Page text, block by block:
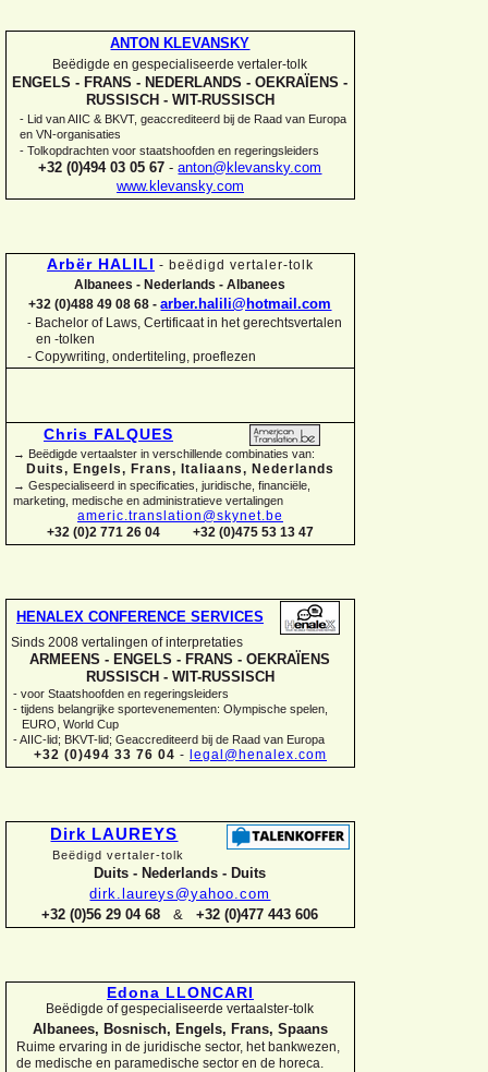
ANTON KLEVANSKY
Beëdigde en gespecialiseerde vertaler-tolk
ENGELS - FRANS - NEDERLANDS - OEKRAÏENS -
RUSSISCH - WIT-RUSSISCH
- Lid van AIIC & BKVT, geaccrediteerd bij de Raad van Europa
en VN-organisaties
- Tolkopdrachten voor staatshoofden en regeringsleiders
+32 (0)494 03 05 67 - anton@klevansky.com
www.klevansky.com
Arbër HALILI - beëdigd vertaler-tolk
Albanees - Nederlands - Albanees
+32 (0)488 49 08 68 - arber.halili@hotmail.com
- Bachelor of Laws, Certificaat in het gerechtsvertalen
en -tolken
- Copywriting, ondertiteling, proeflezen
Chris FALQUES
→ Beëdigde vertaalster in verschillende combinaties van:
Duits, Engels, Frans, Italiaans, Nederlands
→ Gespecialiseerd in specificaties, juridische, financiële,
marketing, medische en administratieve vertalingen
americ.translation@skynet.be
+32 (0)2 771 26 04
+32 (0)475 53 13 47
HENALEX CONFERENCE SERVICES
Sinds 2008 vertalingen of interpretaties
ARMEENS - ENGELS - FRANS - OEKRAÏENS
RUSSISCH - WIT-RUSSISCH
- voor Staatshoofden en regeringsleiders
- tijdens belangrijke sportevenementen: Olympische spelen,
EURO, World Cup
-AIIC-lid; BKVT-lid; Geaccrediteerd bij de Raad van Europa
+32 (0)494 33 76 04 - legal@henalex.com
Dirk LAUREYS
Beëdigd vertaler-tolk
Duits - Nederlands - Duits
dirk.laureys@yahoo.com
+32 (0)56 29 04 68& +32 (0)477 443 606
Edona LLONCARI
Beëdigde of gespecialiseerde vertaalster-tolk
Albanees, Bosnisch, Engels, Frans, Spaans
Ruime ervaring in de juridische sector, het bankwezen,
de medische en paramedische sector en de horeca.